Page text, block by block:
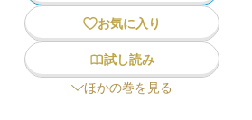
お気に入り
試し読み
ほかの巻を見る